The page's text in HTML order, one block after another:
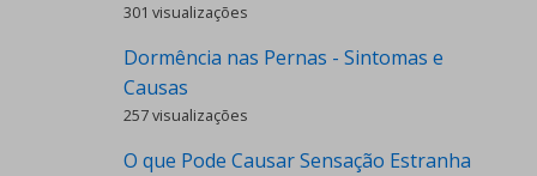
301 visualizações
Dormência nas Pernas - Sintomas e
Causas
257 visualizações
O que Pode Causar Sensação Estranha